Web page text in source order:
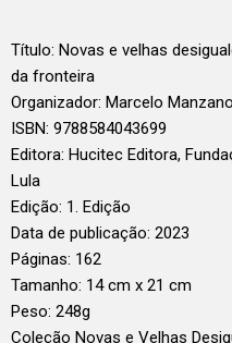
Título: Novas e velhas
da fronteira
Organizador: Marcelo Manzano
ISBN: 9788584043699
Editora: Hucitec Editora,
Lula
Edição: 1. Edição
Data de publicação: 2023
Páginas: 162
Tamanho: 14 cm x 21 cm
Peso: 248g
Coleção Novas e Velhas